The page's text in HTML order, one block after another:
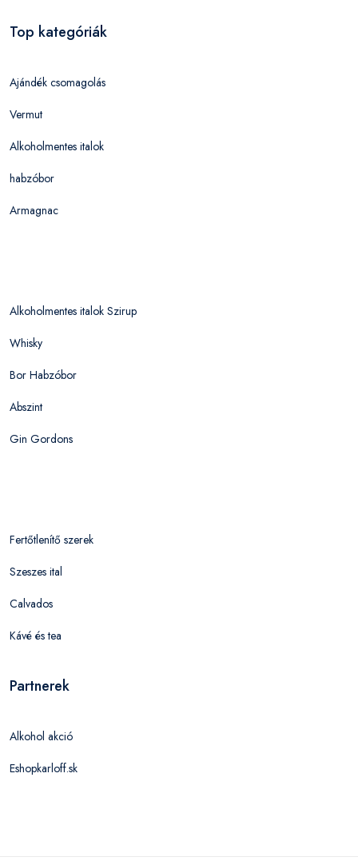
Top kategóriák
Ajándék csomagolás
Vermut
Alkoholmentes italok
habzóbor
Armagnac
Alkoholmentes italok Szirup
Whisky
Bor Habzóbor
Abszint
Gin Gordons
Fertőtlenítő szerek
Szeszes ital
Calvados
Kávé és tea
Partnerek
Alkohol akció
Eshopkarloff.sk